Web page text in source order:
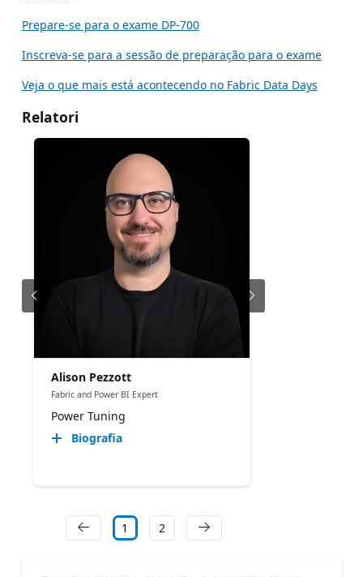
Prepare-se para o exame DP-700
Inscreva-se para a sessão de preparação para o exame
Veja o que mais está acontecendo no Fabric Data Days
Relatori
Alison Pezzott
Fabric and Power BI Expert
Power Tuning
Biografia
1 2